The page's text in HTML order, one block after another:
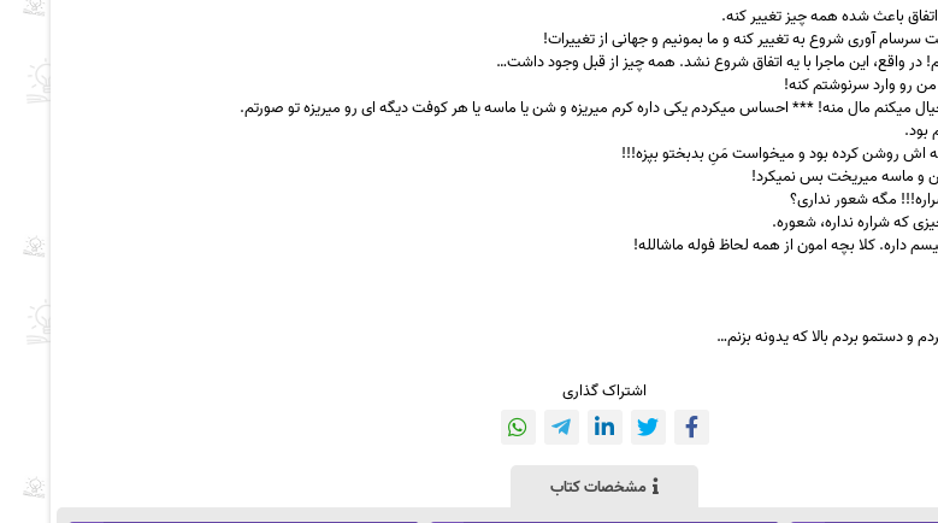
باعث شده همه چیز تغییر کنه.
سرسام آوری شروع به تغییر کنه و ما بمونیم و جهانی از تغییرات!
در واقع، این ماجرا با یه اتفاق شروع نشد. همه چیز از قبل وجود داشت…
من رو وارد سرنوشتم کنه!
میکنم مال منه! *** احساس میکردم یکی داره کرم میریزه و شن یا ماسه یا هر کوفت دیگه ای رو میریزه تو صورتم.
بود.
اش روشن کرده بود و میخواست مَنِ بدبختو بپزه!!!
ماسه میریخت بس نمیکرد!
مگه شعور نداری؟
که شراره نداره، شعوره.
داره. کلا بچه امون از همه لحاظ فوله ماشالله!
و دستمو بردم بالا که یدونه بزنم…
اشتراک گذاری
مشخصات کتاب